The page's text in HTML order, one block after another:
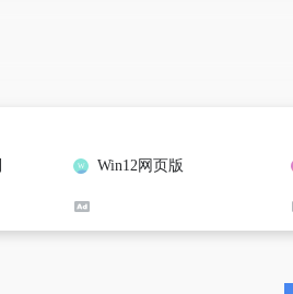
Win12网页版